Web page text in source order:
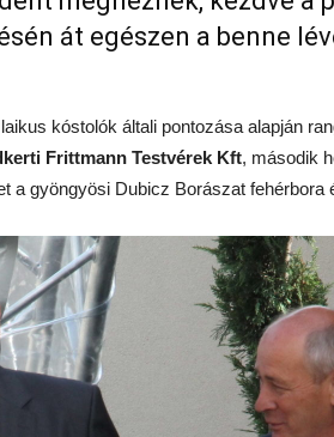
át egészen a benne
kóstolók általi pontozása alapján
Frittmann Testvérek Kft, második
a gyöngyösi Dubicz Borászat fehérbora